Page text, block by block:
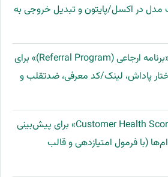
در اکسل/پایتون و تبدیل خروجی به
راهنمای عملی راه‌اندازی «برنامه ارجاعی (Referral Program)» برای
پاداش، لینک/کد معرفی، ضدتقلب و
راهنمای عملی طراحی «Customer Health Score» برای پیش‌بینی
(با فرمول امتیازدهی و قالب